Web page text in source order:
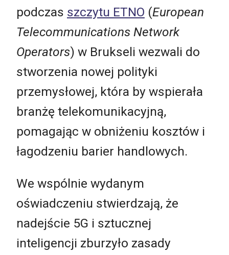
podczas szczytu ETNO (European
Telecommunications Network
Operators) w Brukseli wezwali do
stworzenia nowej polityki
przemysłowej, która by wspierała
branżę telekomunikacyjną,
pomagając w obniżeniu kosztów i
łagodzeniu barier handlowych.
We wspólnie wydanym
oświadczeniu stwierdzają, że
nadejście 5G i sztucznej
inteligencji zburzyło zasady